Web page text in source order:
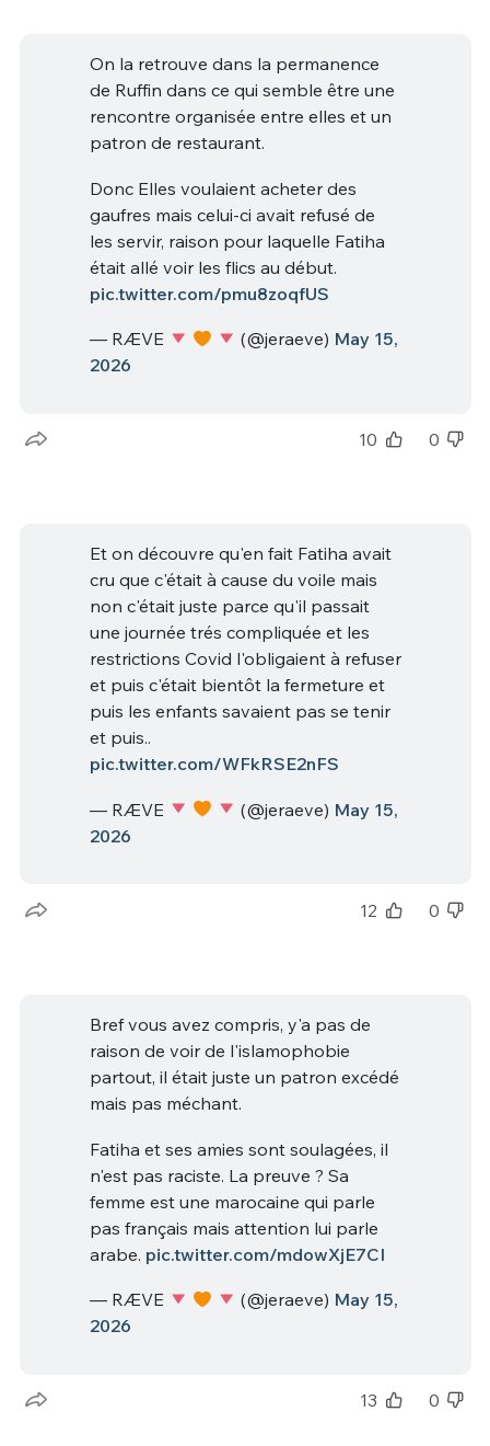
On la retrouve dans la permanence
de Ruffin dans ce qui semble être une
rencontre organisée entre elles et un
patron de restaurant.
Donc Elles voulaient acheter des
gaufres mais celui-ci avait refusé de
les servir, raison pour laquelle Fatiha
était allé voir les flics au début.
pic.twitter.com/pmu8zoqfUS
— RÆVE (@jeraeve) May 15,
2026
10 0
Et on découvre qu'en fait Fatiha avait
cru que c'était à cause du voile mais
non c'était juste parce qu'il passait
une journée trés compliquée et les
restrictions Covid l'obligaient à refuser
et puis c'était bientôt la fermeture et
puis les enfants savaient pas se tenir
et puis..
pic.twitter.com/WFkRSE2nFS
— RÆVE (@jeraeve) May 15,
2026
12 0
Bref vous avez compris, y'a pas de
raison de voir de l'islamophobie
partout, il était juste un patron excédé
mais pas méchant.
Fatiha et ses amies sont soulagées, il
n'est pas raciste. La preuve ? Sa
femme est une marocaine qui parle
pas français mais attention lui parle
arabe. pic.twitter.com/mdowXjE7CI
— RÆVE (@jeraeve) May 15,
2026
13 0